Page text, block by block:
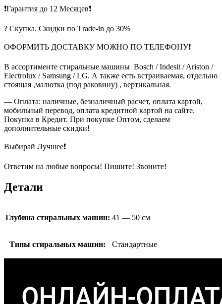
❗Гарантия до 12 Месяцев❗
? Скупка. Скидки по Тrade-in до 30%
ОФОРМИТЬ ДОСТАВКУ МОЖНО ПО ТЕЛЕФОНУ❗
В ассортименте стиральные машины Bosch / Indesit / Ariston /
Electrolux / Samsung / LG. А также есть встраиваемая, отдельно
стоящая ,малютка (под раковину) , вертикальная.
— Оплата: наличные, безналичный расчет, оплата картой,
мобильный перевод, оплата кредитной картой на сайте.
Покупка в Кредит. При покупке Оптом, сделаем
дополнительные скидки!
Выбирай Лучшее❗
Ответим на любые вопросы! Пишите! Звоните!
Детали
Глубина стиральных машин: 41 — 50 см
Типы стиральных машин: Стандартные